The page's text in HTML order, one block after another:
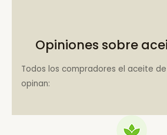
Opiniones sobre
Todos los compradores el aceite
opinan: